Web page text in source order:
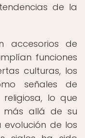
de la
accesorios de
funciones
culturas, los
señales de
lo que
más allá de su
evolución de los